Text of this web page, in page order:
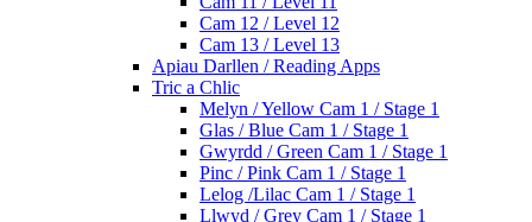
Cam 12 / Level 12
Cam 13 / Level 13
Apiau Darllen / Reading Apps
Tric a Chlic
Melyn / Yellow Cam 1 / Stage 1
Glas / Blue Cam 1 / Stage 1
Gwyrdd / Green Cam 1 / Stage 1
Pinc / Pink Cam 1 / Stage 1
Lelog /Lilac Cam 1 / Stage 1
Llwyd / Grey Cam 1 / Stage 1